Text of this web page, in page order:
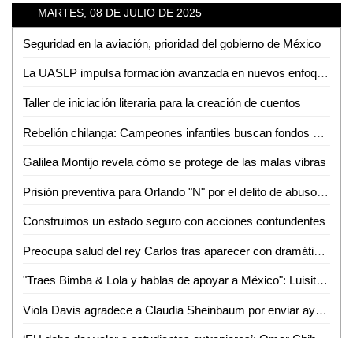
MARTES, 08 DE JULIO DE 2025
Seguridad en la aviación, prioridad del gobierno de México
La UASLP impulsa formación avanzada en nuevos enfoques multidisciplinarios en las ciencias de la salud
Taller de iniciación literaria para la creación de cuentos
Rebelión chilanga: Campeones infantiles buscan fondos para ir a Serie Mundial
Galilea Montijo revela cómo se protege de las malas vibras
Prisión preventiva para Orlando "N" por el delito de abuso sexual en la huasteca potosina: FGESLP
Construimos un estado seguro con acciones contundentes
Preocupa salud del rey Carlos tras aparecer con dramático ojo enrojecido
"Traes Bimba & Lola y hablas de apoyar a México": Luisito Comunica explota en protesta
Viola Davis agradece a Claudia Sheinbaum por enviar ayuda a Texas tras inundaciones